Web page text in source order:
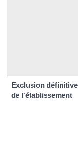
Exclusion définitive
de l'établissement